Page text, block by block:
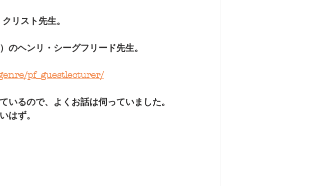
リスト先生。
ヘンリ・シーグフリード先生。
pf_guestlecturer/
るので、よくお話は伺っていました。
はず。